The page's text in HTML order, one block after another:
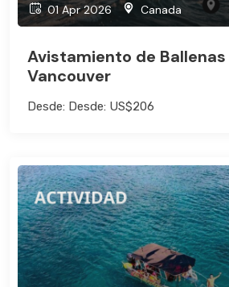
01 Apr 2026 Canada
Avistamiento de Ballenas
Vancouver
Desde: Desde: US$206